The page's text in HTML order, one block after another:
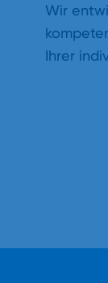
Wir
Ihrer